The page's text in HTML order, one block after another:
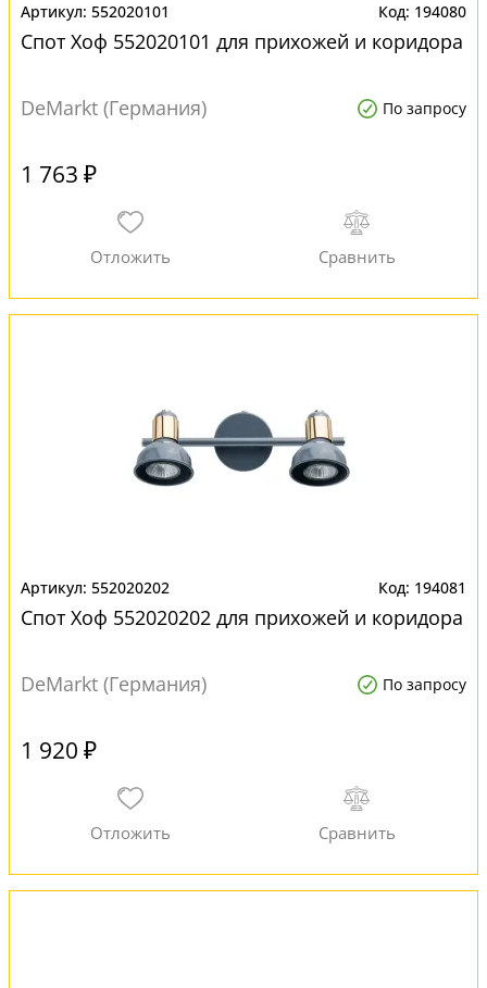
552020101 194080
Спот Хоф 552020101 для прихожей и коридора
DeMarkt (Германия) По запросу
1 763 ₽
552020202 194081
Спот Хоф 552020202 для прихожей и коридора
DeMarkt (Германия) По запросу
1 920 ₽